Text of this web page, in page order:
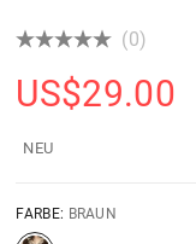
(0)
US$29.00
NEU
FARBE: BRAUN